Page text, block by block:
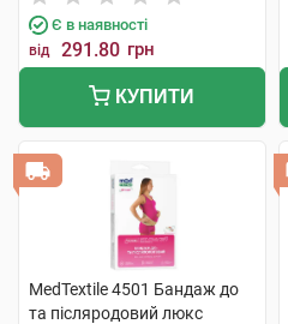
Є в наявності
від 291.80 грн
КУПИТИ
MedTextile 4501 Бандаж до
та післяродовий люкс